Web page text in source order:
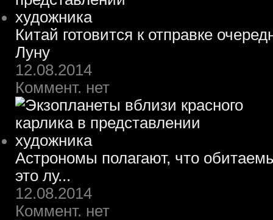
Китай готовится к отправке
Луну
12.08.2014
Коммент. нет
Астрономы полагают, что
это лу...
12.08.2014
Коммент. нет